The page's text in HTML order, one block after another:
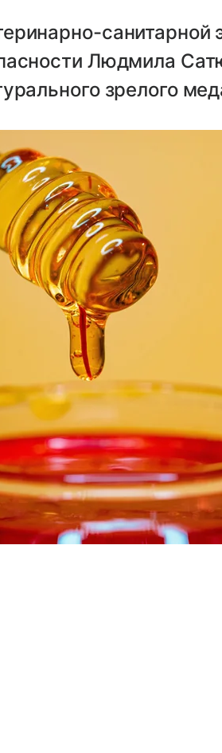
санитарной
Людмила
зрелого